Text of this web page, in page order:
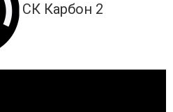
СК Карбон 2